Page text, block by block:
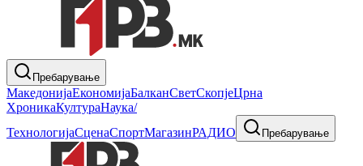
Пребарување
МакедонијаЕкономијаБалканСветСкопјеЦрна
ХроникаКултураНаука/
ТехнологијаСценаСпортМагазинРАДИО Пребарување